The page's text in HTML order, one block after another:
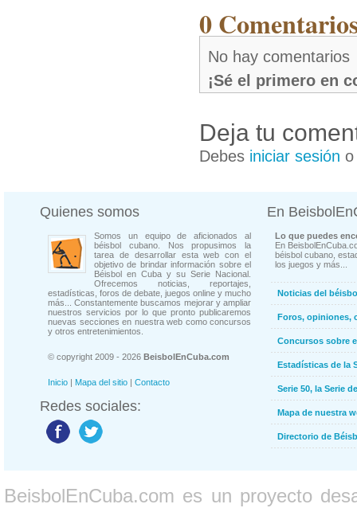
0
No hay comentarios
¡Sé el primero en
Deja tu
Debes iniciar sesión
Quienes somos
Somos un equipo de aficionados al
béisbol cubano. Nos propusimos la
tarea de desarrollar esta web con el
objetivo de brindar información sobre el
Béisbol en Cuba y su Serie Nacional.
Ofrecemos noticias, reportajes,
estadísticas, foros de debate, juegos online y mucho
más... Constantemente buscamos mejorar y ampliar
nuestros servicios por lo que pronto publicaremos
nuevas secciones en nuestra web como concursos
y otros entretenimientos.
© copyright 2009 - 2026 BeisbolEnCuba.com
Inicio | Mapa del sitio | Contacto
Redes sociales:
En
Lo que puedes
En
béisbol cubano,
los juegos y más...
Noticias del
Foros, opiniones,
Concursos sobre
Estadísticas de la
Serie 50, la Serie
Mapa de nuestra
Directorio de
BeisbolEnCuba.com es un proyecto